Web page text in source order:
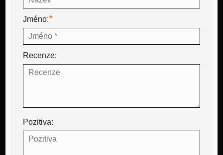
Jméno:*
Recenze:
Pozitiva: